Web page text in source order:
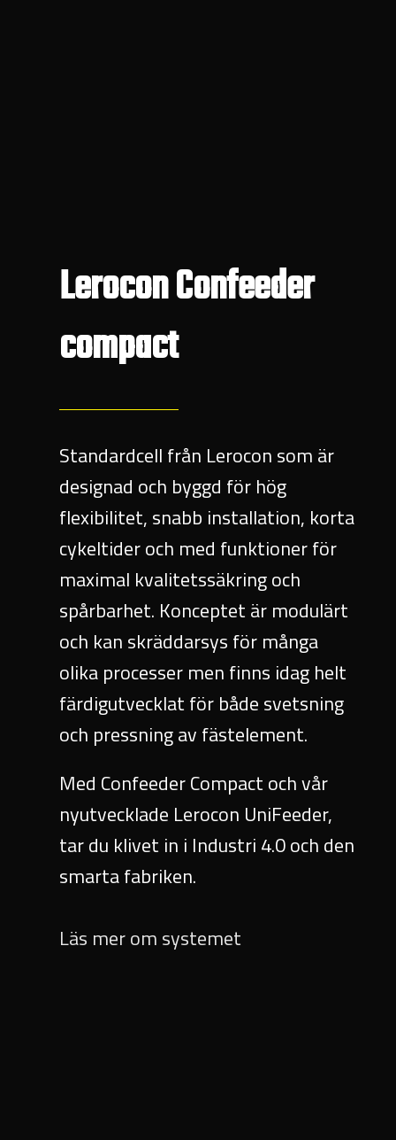
Lerocon Confeeder
compact
Standardcell från Lerocon som är
designad och byggd för hög
flexibilitet, snabb installation, korta
cykeltider och med funktioner för
maximal kvalitetssäkring och
spårbarhet. Konceptet är modulärt
och kan skräddarsys för många
olika processer men finns idag helt
färdigutvecklat för både svetsning
och pressning av fästelement.
Med Confeeder Compact och vår
nyutvecklade Lerocon UniFeeder,
tar du klivet in i Industri 4.0 och den
smarta fabriken.
Läs mer om systemet